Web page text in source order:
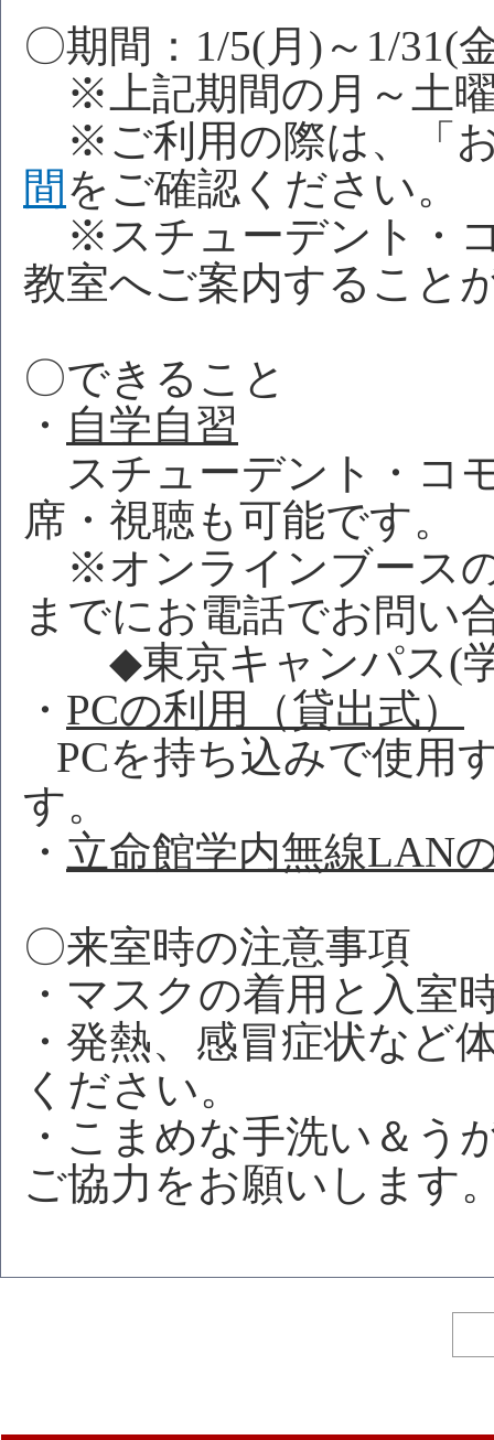
〇期間：1/5(月)～1/31(
※上記期間の月～土
※ご利用の際は、「
間 をご確認ください。
※スチューデント・
教室へご案内すること
〇できること
・ 自学自習
スチューデント・コ
席・視聴も可能です。
※オンラインブース
までにお電話でお問い
◆東京キャンパス(学
・ PCの利用（貸出式）
PCを持ち込みで使用
す。
・ 立命館学内無線LAN
〇来室時の注意事項
・マスクの着用と入室
・発熱、感冒症状など
ください。
・こまめな手洗い＆う
ご協力をお願いします